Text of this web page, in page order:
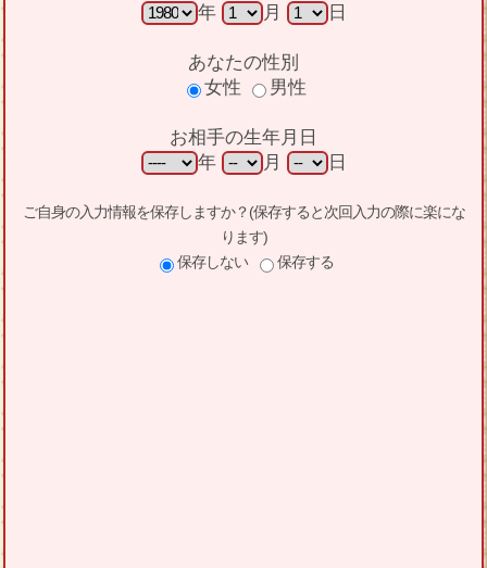
年
月 日
あなたの性別
女性
男性
お相手の生年月日
年
月 日
ご自身の入力情報を保存しますか？(保存すると次回入力の際に楽にな
ります)
保存しない
保存する